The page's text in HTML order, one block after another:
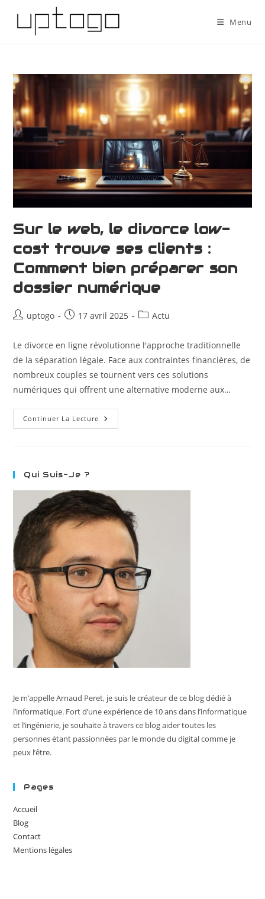
Menu
Sur le web, le divorce low-
cost trouve ses clients :
Comment bien préparer son
dossier numérique
uptogo 17 avril 2025 Actu
Le divorce en ligne révolutionne l'approche traditionnelle
de la séparation légale. Face aux contraintes financières, de
nombreux couples se tournent vers ces solutions
numériques qui offrent une alternative moderne aux…
Continuer La Lecture
Qui Suis-Je ?
Je m’appelle Arnaud Peret, je suis le créateur de ce blog dédié à
l’informatique. Fort d’une expérience de 10 ans dans l’informatique
et l’ingénierie, je souhaite à travers ce blog aider toutes les
personnes étant passionnées par le monde du digital comme je
peux l’être.
Pages
Accueil
Blog
Contact
Mentions légales